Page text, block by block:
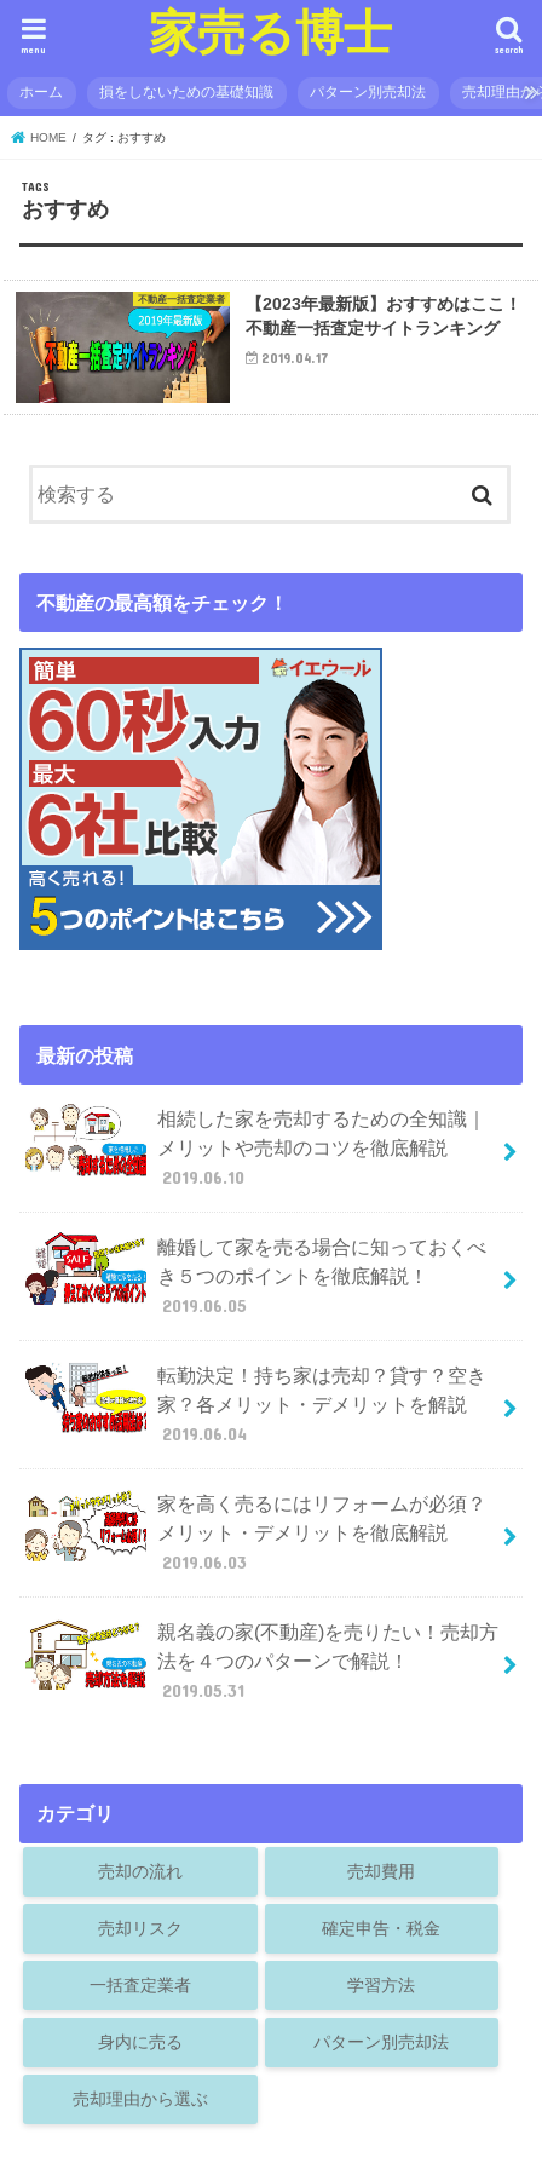
家売る博士 search
menu
ホーム 損をしないための基礎知識 パターン別売却法 売却理由か
HOME タグ : おすすめ
おすすめ
不動産一括査定業者
【2023年最新版】おすすめはここ！
不動産一括査定サイトランキング
2019.04.17
不動産の最高額をチェック！
最新の投稿
相続した家を売却するための全知識｜
メリットや売却のコツを徹底解説
2019.06.10
離婚して家を売る場合に知っておくべ
き５つのポイントを徹底解説！
2019.06.05
転勤決定！持ち家は売却？貸す？空き
家？各メリット・デメリットを解説
2019.06.04
家を高く売るにはリフォームが必須？
メリット・デメリットを徹底解説
2019.06.03
親名義の家(不動産)を売りたい！売却方
法を４つのパターンで解説！
2019.05.31
カテゴリ
売却の流れ 売却費用
売却リスク 確定申告・税金
一括査定業者 学習方法
身内に売る パターン別売却法
売却理由から選ぶ